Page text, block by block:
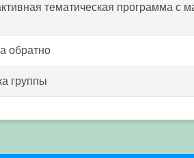
тематическая программа с
обратно
группы